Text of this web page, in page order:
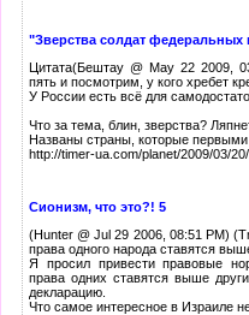
"Зверства солдат федеральных
Цитата(Бештау @ May 22 2009,
пять и посмотрим, у кого хребет
У России есть всё для
Что за тема, блин, зверства?
Названы страны, которые первыми
http://timer-ua.com/planet/2009/03/
Сионизм, что это?! 5
(Hunter @ Jul 29 2006, 08:51 PM)
права одного народа ставятся
Я просил привести правовые
права одних ставятся выше
декларацию.
Что самое интересное в Израиле